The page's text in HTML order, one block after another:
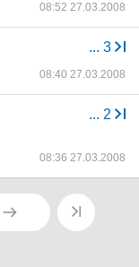
08:52 27.03.2008
... 3
08:40 27.03.2008
... 2
08:36 27.03.2008